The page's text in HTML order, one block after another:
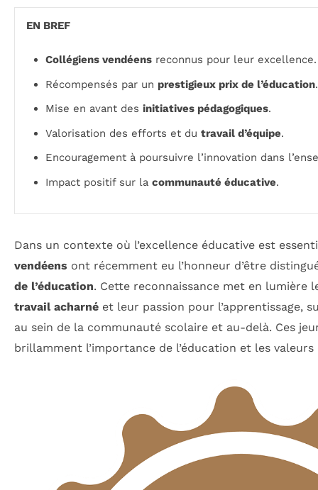
EN BREF
Collégiens vendéens reconnus pour leur excellence.
Récompensés par un prestigieux prix de l’éducation.
Mise en avant des initiatives pédagogiques.
Valorisation des efforts et du travail d’équipe.
Encouragement à poursuivre l’innovation dans
Impact positif sur la communauté éducative.
Dans un contexte où l’excellence éducative est
vendéens ont récemment eu l’honneur d’être
de l’éducation. Cette reconnaissance met en lumière
travail acharné et leur passion pour l’apprentissage,
au sein de la communauté scolaire et au-delà. Ces
brillamment l’importance de l’éducation et les valeurs